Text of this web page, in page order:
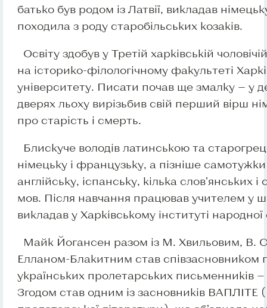
батько був родом із Латвії, викладав
походила з роду старобільських козаків.
Освіту здобув у Третій харківській
на історико-філологічному факультеті
університету. Писати почав ще змалку — у
дверях льоху вирізьбив свій перший вірш
про старість і смерть.
Блискуче володів латинською та
німецьку і французьку, а пізніше
англійську, іспанську, кілька слов’янських
мов. Після навчання працював учителем у
викладав у Харківському інституті народної
Майк Йогансен разом із М. Хвильовим, В.
Елланом-Блакитним став співзасновником
українських пролетарських письменників —
Згодом став одним із засновників ВАПЛІТЕ